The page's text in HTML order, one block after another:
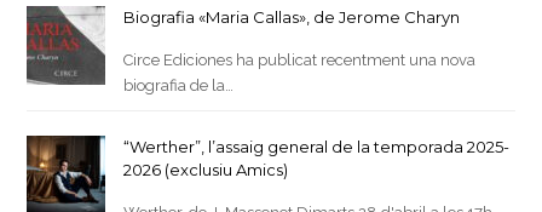
Biografia «Maria Callas», de Jerome Charyn
Circe Ediciones ha publicat recentment una nova
biografia de la…
“Werther”, l’assaig general de la temporada 2025-
2026 (exclusiu Amics)